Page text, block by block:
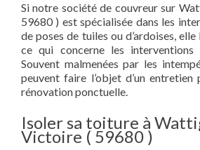
Si notre société de couvreur sur
59680 ) est spécialisée dans les
de poses de tuiles ou d’ardoises,
ce qui concerne les interventions
Souvent malmenées par les
peuvent faire l’objet d’un entretien
rénovation ponctuelle.
Isoler sa toiture à
Victoire ( 59680 )